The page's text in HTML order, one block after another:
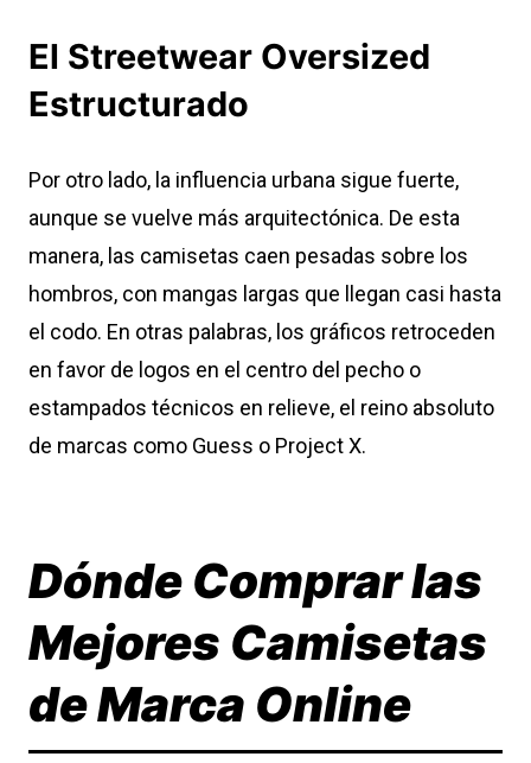
El Streetwear Oversized
Estructurado
Por otro lado, la influencia urbana sigue fuerte,
aunque se vuelve más arquitectónica. De esta
manera, las camisetas caen pesadas sobre los
hombros, con mangas largas que llegan casi hasta
el codo. En otras palabras, los gráficos retroceden
en favor de logos en el centro del pecho o
estampados técnicos en relieve, el reino absoluto
de marcas como Guess o Project X.
Dónde Comprar las
Mejores Camisetas
de Marca Online